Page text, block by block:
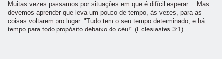
Muitas vezes passamos por situações em que é difícil esperar… Mas
devemos aprender que leva um pouco de tempo, às vezes, para as
coisas voltarem pro lugar. "Tudo tem o seu tempo determinado, e há
tempo para todo propósito debaixo do céu!" (Eclesiastes 3:1)